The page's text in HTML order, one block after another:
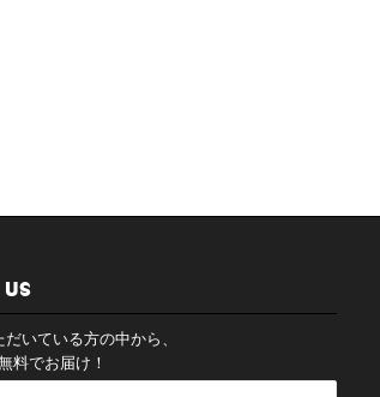
US
いている方の中から、
料でお届け！